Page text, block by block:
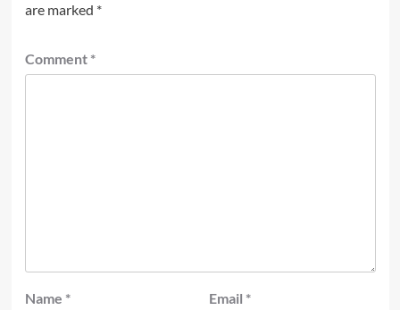
are marked *
Comment *
Name * Email *